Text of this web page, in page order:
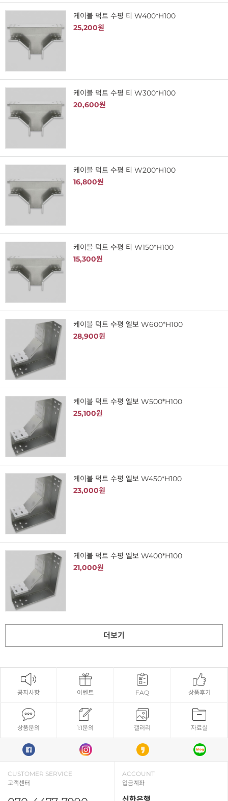
케이블 덕트 수평 티 W400*H100
25,200원
케이블 덕트 수평 티 W300*H100
20,600원
케이블 덕트 수평 티 W200*H100
16,800원
케이블 덕트 수평 티 W150*H100
15,300원
케이블 덕트 수평 엘보 W600*H100
28,900원
케이블 덕트 수평 엘보 W500*H100
25,100원
케이블 덕트 수평 엘보 W450*H100
23,000원
케이블 덕트 수평 엘보 W400*H100
21,000원
더보기
공지사항 이벤트 FAQ 상품후기
상품문의 1:1문의 갤러리 자료실
CUSTOMER SERVICE
고객센터
ACCOUNT
입금계좌